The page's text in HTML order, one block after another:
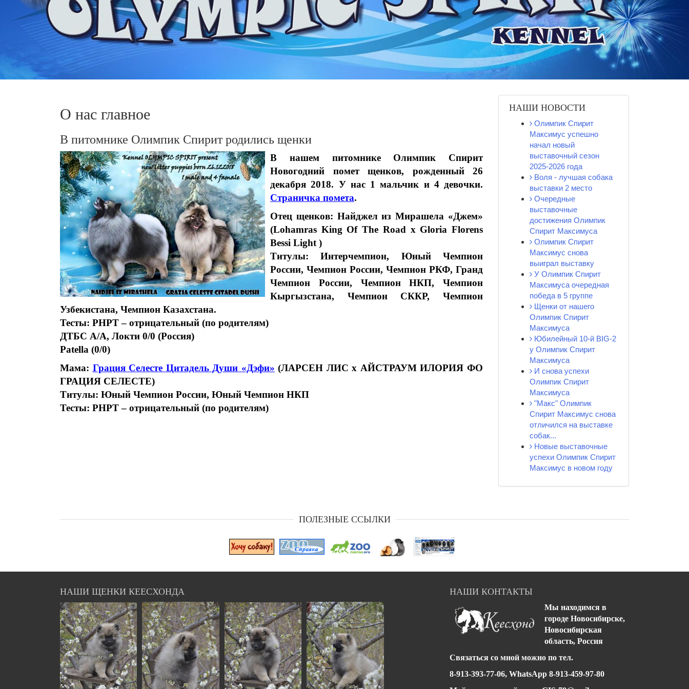
О нас главное
В питомнике Олимпик Спирит родились щенки
В нашем питомнике Олимпик Спирит
Новогодний помет щенков, рожденный 26
декабря 2018. У нас 1 мальчик и 4 девочки.
Страничка помета.
Отец щенков: Найджел из Мирашела «Джем»
(Lohamras King Of The Road х Gloria Florens
Bessi Light )
Титулы: Интерчемпион, Юный Чемпион
России, Чемпион России, Чемпион РКФ, Гранд
Чемпион России, Чемпион НКП, Чемпион
Кыргызстана, Чемпион СККР, Чемпион
Узбекистана, Чемпион Казахстана.
Тесты: РНРТ – отрицательный (по родителям)
ДТБС A/A, Локти 0/0 (Россия)
Patella (0/0)
Мама: Грация Селесте Цитадель Души «Дэфи» (ЛАРСЕН ЛИС x АЙCТРАУМ ИЛОРИЯ ФО
ГРАЦИЯ СЕЛЕСТЕ)
Титулы: Юный Чемпион России, Юный Чемпион НКП
Тесты: РНРТ – отрицательный (по родителям)
НАШИ НОВОСТИ
Олимпик Спирит
Максимус успешно
начал новый
выставочный сезон
2025-2026 года
Воля - лучшая собака
выставки 2 место
Очередные
выставочные
достижения Олимпик
Спирит Максимуса
Олимпик Спирит
Максимус снова
выиграл выставку
У Олимпик Спирит
Максимуса очередная
победа в 5 группе
Щенки от нашего
Олимпик Спирит
Максимуса
Юбилейный 10-й BIG-2
у Олимпик Спирит
Максимуса
И снова успехи
Олимпик Спирит
Максимуса
"Макс" Олимпик
Спирит Максимус снова
отличился на выставке
собак...
Новые выставочные
успехи Олимпик Спирит
Максимус в новом году
ПОЛЕЗНЫЕ ССЫЛКИ
НАШИ ЩЕНКИ КЕЕСХОНДА НАШИ КОНТАКТЫ
Мы находимся в
городе Новосибирске,
Новосибирская
область, Россия
Связаться со мной можно по тел.
8-913-393-77-06, WhatsApp 8-913-459-97-80